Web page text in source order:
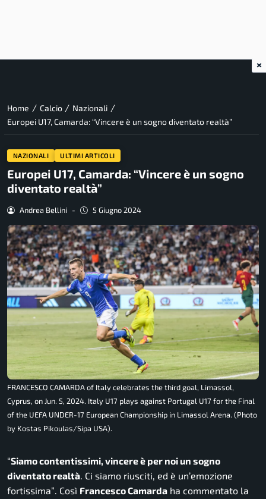
Home / Calcio / Nazionali /
Europei U17, Camarda: “Vincere è un sogno diventato realtà”
NAZIONALI ULTIMI ARTICOLI
Europei U17, Camarda: “Vincere è un sogno
diventato realtà”
Andrea Bellini - 5 Giugno 2024
FRANCESCO CAMARDA of Italy celebrates the third goal, Limassol,
Cyprus, on Jun. 5, 2024. Italy U17 plays against Portugal U17 for the Final
of the UEFA UNDER-17 European Championship in Limassol Arena. (Photo
by Kostas Pikoulas/Sipa USA).
“Siamo contentissimi, vincere è per noi un sogno
diventato realtà. Ci siamo riusciti, ed è un’emozione
fortissima”. Così Francesco Camarda ha commentato la
×